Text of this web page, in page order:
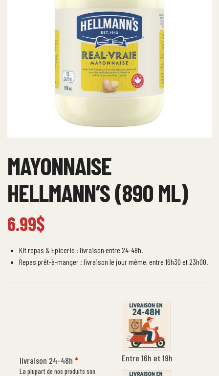
MAYONNAISE
HELLMANN’S (890 ML)
6.99$
Kit repas & Epicerie : livraison entre 24-48h.
Repas prêt-à-manger : livraison le jour même, entre 16h30 et 23h00.
livraison 24-48h*
La plupart de nos produits son
Entre 16h et 19h